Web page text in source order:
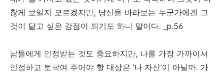
찮게 보일지 모르겠지만, 당신을 바라보는 누군가에겐 그
것이 닮고 싶은 강점이 되기도 하니 말이다. _p.56
남들에게 인정받는 것도 중요하지만, 나를 가장 가까이서
인정하고 토닥여 주어야 할 대상은 ‘나 자신’이 아닐까. 가